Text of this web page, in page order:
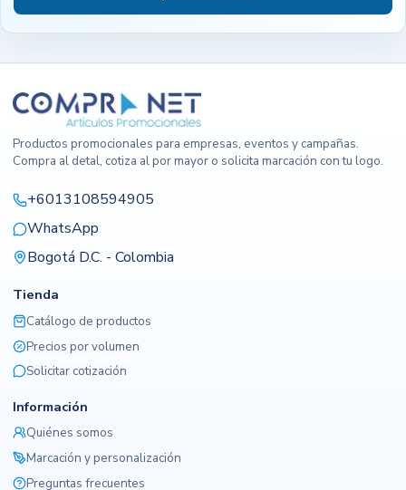
Productos promocionales para empresas, eventos y campañas.
Compra al detal, cotiza al por mayor o solicita marcación con tu logo.
+6013108594905
WhatsApp
Bogotá D.C. - Colombia
Tienda
Catálogo de productos
Precios por volumen
Solicitar cotización
Información
Quiénes somos
Marcación y personalización
Preguntas frecuentes